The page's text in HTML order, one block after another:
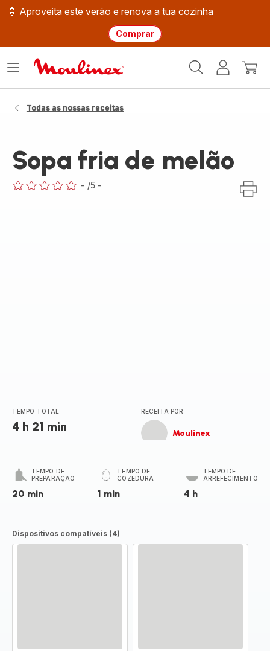
🍦 Aproveita este verão e renova a tua cozinha
Comprar
Moulinex
O
Abrir
Todas as nossas receitas
Sopa fria de melão
- /5 -
TEMPO TOTAL
4 h 21 min
RECEITA POR
Moulinex
TEMPO DE
PREPARAÇÃO
20 min
TEMPO DE
COZEDURA
1 min
TEMPO DE
ARREFECIMENTO
4 h
Dispositivos compatíveis (4)